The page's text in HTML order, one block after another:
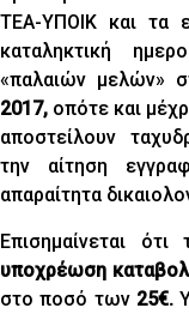
ΤΕΑ-ΥΠΟΙΚ και τα
καταληκτική
«παλαιών μελών»
2017, οπότε και
αποστείλουν
την αίτηση
απαραίτητα
Επισημαίνεται
υποχρέωση
στο ποσό των 25€.